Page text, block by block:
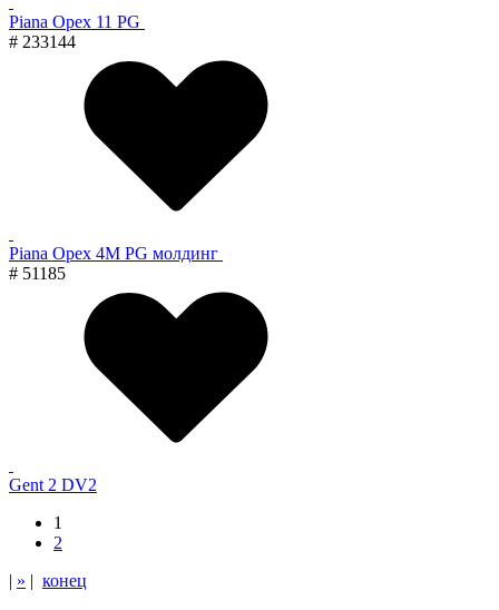
Piana Орех 11 PG
# 233144
Piana Орех 4M PG молдинг
# 51185
Gent 2 DV2
1
2
| » | конец